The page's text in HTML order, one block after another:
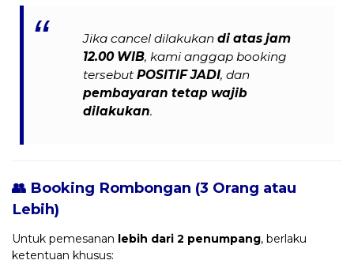
Jika cancel dilakukandi atas jam
12.00 WIB, kami anggap booking
tersebutPOSITIF JADI, dan
pembayaran tetap wajib
dilakukan.
👥 Booking Rombongan (3 Orang atau
Lebih)
Untuk pemesanan lebih dari 2 penumpang, berlaku
ketentuan khusus: